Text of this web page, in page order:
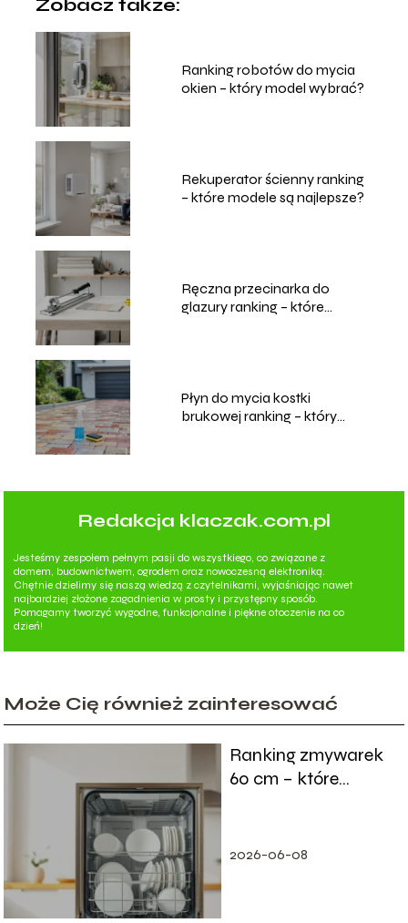
Zobacz także:
Ranking robotów do mycia
okien – który model wybrać?
Rekuperator ścienny ranking
– które modele są najlepsze?
Ręczna przecinarka do
glazury ranking – które
Płyn do mycia kostki
brukowej ranking – który
Redakcja klaczak.com.pl
Jesteśmy zespołem pełnym pasji do wszystkiego, co związane z
domem, budownictwem, ogrodem oraz nowoczesną elektroniką.
Chętnie dzielimy się naszą wiedzą z czytelnikami, wyjaśniając nawet
najbardziej złożone zagadnienia w prosty i przystępny sposób.
Pomagamy tworzyć wygodne, funkcjonalne i piękne otoczenie na co
dzień!
Może Cię również zainteresować
Ranking zmywarek
60 cm – które
2026-06-08